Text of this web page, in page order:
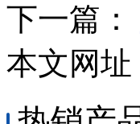
下一篇：
本文网址